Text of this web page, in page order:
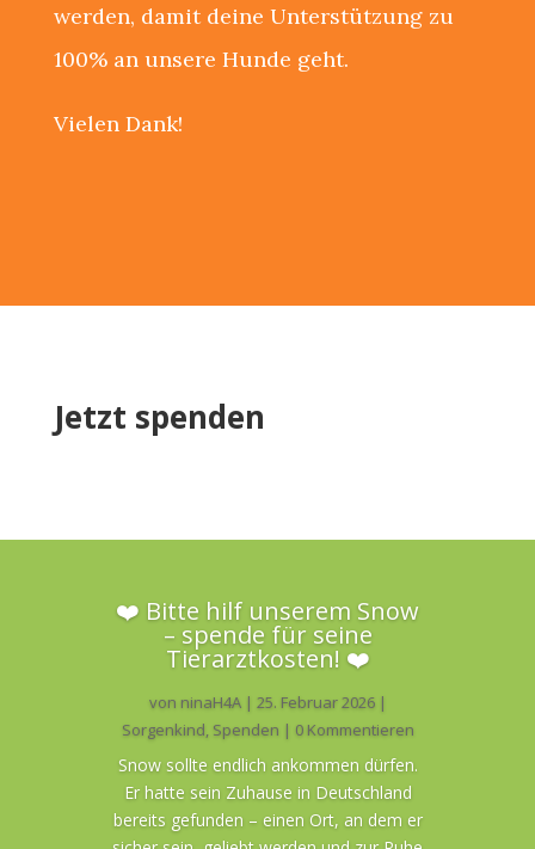
werden, damit deine Unterstützung zu
100% an unsere Hunde geht.
Vielen Dank!
Jetzt spenden
❤️ Bitte hilf unserem Snow
– spende für seine
Tierarztkosten! ❤️
von ninaH4A| 25. Februar 2026|
Sorgenkind, Spenden | 0 Kommentieren
Snow sollte endlich ankommen dürfen.
Er hatte sein Zuhause in Deutschland
bereits gefunden – einen Ort, an dem er